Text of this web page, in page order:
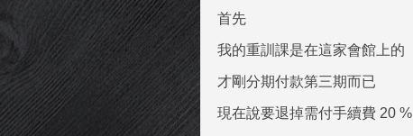
首先
我的重訓課是在這家會館上的
才剛分期付款第三期而已
現在說要退掉需付手續費 20 %